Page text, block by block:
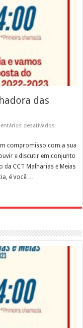
das
desativados
e
das
Malharias
e
compromisso com a sua
e discutir em conjunto
CCT Malharias e Meias
é você …